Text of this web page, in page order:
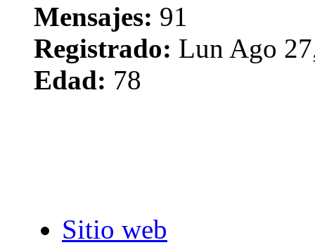
Mensajes: 91
Registrado: Lun Ago
Edad: 78
Sitio web